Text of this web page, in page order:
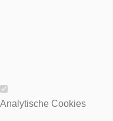
Wesentliche Cookies
Analytische Cookies